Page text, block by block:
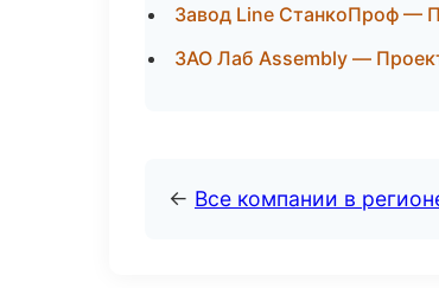
Завод Line СтанкоПроф —
ЗАО Лаб Assembly —
← Все компании в